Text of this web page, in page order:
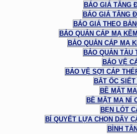
BÁO GIÁ TĂNG
BÁO GIÁ TĂNG
BÁO GIÁ THEO
BẢO QUẢN CÁP MẠ
BẢO QUẢN CÁP MẠ
BẢO QUẢN TÀU
BẢO VỆ
BẢO VỆ SỢI CÁP
BẮT ỐC SIẾT
BỀ MẶT
BỀ MẶT MA NÍ
BẸN LÓT
BÍ QUYẾT LỰA CHỌN DÂY
BÌNH